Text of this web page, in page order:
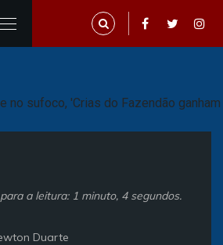
a leitura: 1 minuto, 4 segundos.
Duarte